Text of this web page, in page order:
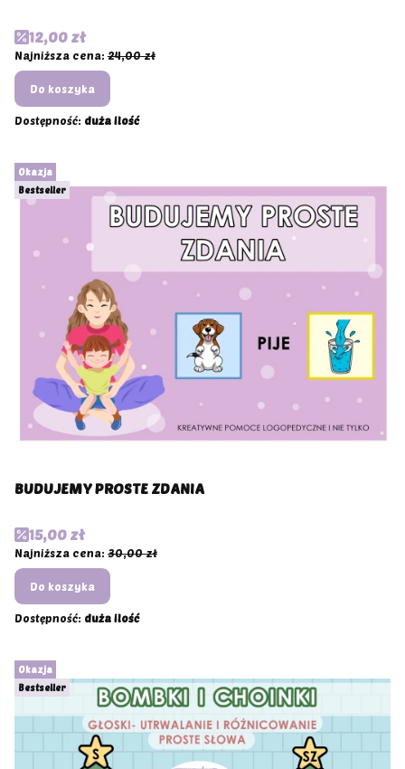
Cena promocyjna
12,00 zł
Najniższa cena: 24,00 zł
Do koszyka
Dostępność: duża ilość
Okazja
Bestseller
BUDUJEMY PROSTE ZDANIA
Cena promocyjna
15,00 zł
Najniższa cena: 30,00 zł
Do koszyka
Dostępność: duża ilość
Okazja
Bestseller